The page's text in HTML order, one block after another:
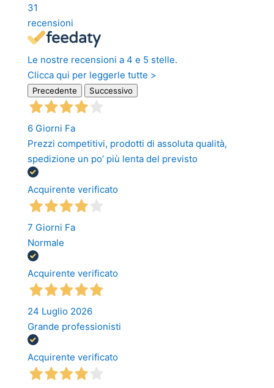
31
recensioni
Le nostre recensioni a 4 e 5 stelle.
Clicca qui per leggerle tutte >
Precedente Successivo
6 Giorni Fa
Prezzi competitivi, prodotti di assoluta qualità,
spedizione un po’ più lenta del previsto
Acquirente verificato
7 Giorni Fa
Normale
Acquirente verificato
24 Luglio 2026
Grande professionisti
Acquirente verificato